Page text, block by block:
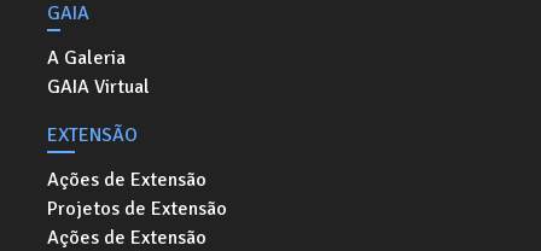
GAIA
A Galeria
GAIA Virtual
EXTENSÃO
Ações de Extensão
Projetos de Extensão
Ações de Extensão